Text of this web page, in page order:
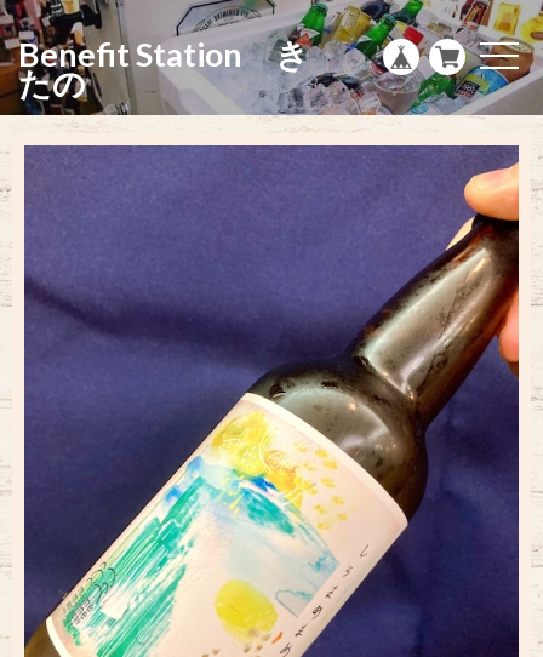
Benefit Station き
たの
t
o
g
g
e
n
a
v
i
g
t
i
o
n
g
l
e
n
a
v
i
a
t
i
o
n